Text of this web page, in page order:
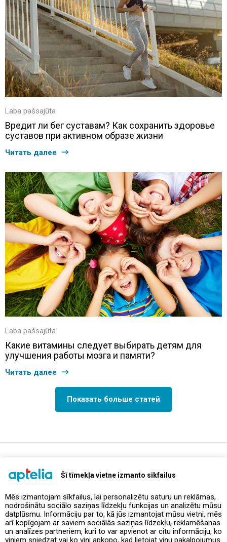
Šī tīmekļa vietne izmanto sīkfailus
Mēs izmantojam sīkfailus, lai personalizētu saturu un reklāmas,
nodrošinātu sociālo saziņas līdzekļu funkcijas un analizētu mūsu
datplūsmu. Informāciju par to, kā jūs izmantojat mūsu vietni, mēs
arī kopīgojam ar saviem sociālās saziņas līdzekļu, reklamēšanas
un analīzes partneriem, kuri to var apvienot ar citu informāciju, ko
viņiem sniedzat vai ko viņi apkopo, kad lietojat viņu pakalpojumus.
Laba pašsajūta
Вредит ли бег суставам? Как сохранить здоровье
суставов при активном образе жизни
Читать далее
Laba pašsajūta
Какие витамины следует выбирать детям для
улучшения работы мозга и памяти?
Читать далее
Показать больше статей
Предложения и акции
Контакты